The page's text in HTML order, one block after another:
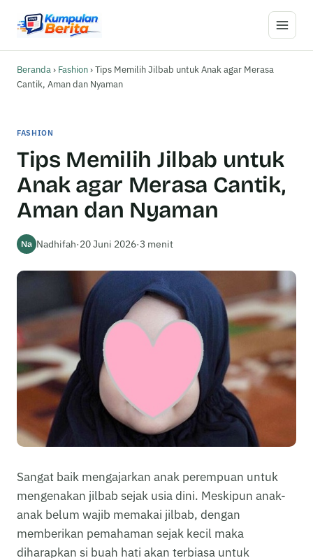
Buka
Beranda› Fashion›Tips Memilih Jilbab untuk Anak agar Merasa
Cantik, Aman dan Nyaman
FASHION
Tips Memilih Jilbab untuk
Anak agar Merasa Cantik,
Aman dan Nyaman
Na Nadhifah·20 Juni 2026·3 menit
Sangat baik mengajarkan anak perempuan untuk
mengenakan jilbab sejak usia dini. Meskipun anak-
anak belum wajib memakai jilbab, dengan
memberikan pemahaman sejak kecil maka
diharapkan si buah hati akan terbiasa untuk